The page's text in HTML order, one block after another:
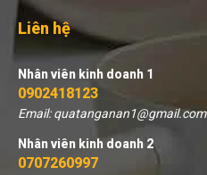
Liên hệ
Nhân viên kinh doanh 1
0902418123
Email: quatanganan1@gmail.com
Nhân viên kinh doanh 2
0707260997